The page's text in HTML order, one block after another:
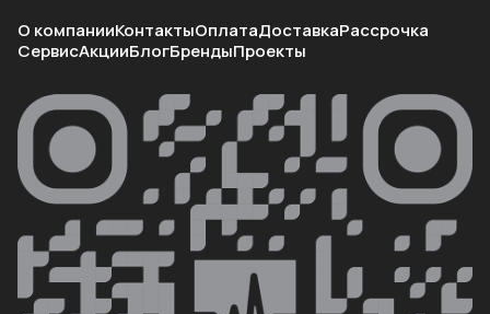
О компанииКонтактыОплатаДоставкаРассрочка
СервисАкцииБлогБрендыПроекты